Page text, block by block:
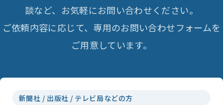
談など、お気軽にお問い合わせください。
ご依頼内容に応じて、専用のお問い合わせフォームを
ご用意しています。
新聞社 / 出版社 / テレビ局などの方